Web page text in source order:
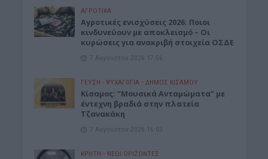
ΑΓΡΟΤΙΚΑ
Αγροτικές ενισχύσεις 2026: Ποιοι
κινδυνεύουν με αποκλεισμό – Οι
κυρώσεις για ανακριβή στοιχεία ΟΣΔΕ
7 Αυγούστου 2026 17:56
ΓΕΎΣΗ - ΨΥΧΑΓΩΓΊΑ • ΔΉΜΟΣ ΚΙΣΆΜΟΥ
Κίσαμος: “Μουσικά Ανταμώματα” με
έντεχνη βραδιά στην πλατεία
Τζανακάκη
7 Αυγούστου 2026 16:03
ΚΡΗΤΗ • ΝΕΟΙ ΟΡΙΖΟΝΤΕΣ